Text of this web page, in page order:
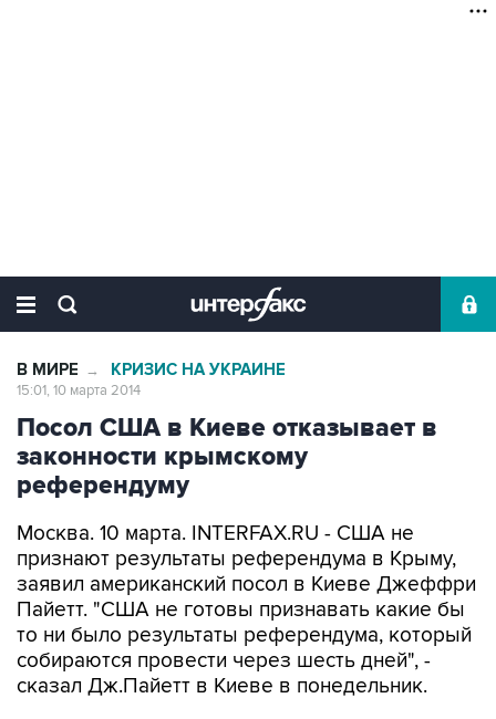
В МИРЕ → КРИЗИС НА УКРАИНЕ
15:01, 10 марта 2014
Посол США в Киеве отказывает в
законности крымскому
референдуму
Москва. 10 марта. INTERFAX.RU - США не
признают результаты референдума в Крыму,
заявил американский посол в Киеве Джеффри
Пайетт. "США не готовы признавать какие бы
то ни было результаты референдума, который
собираются провести через шесть дней", -
сказал Дж.Пайетт в Киеве в понедельник.